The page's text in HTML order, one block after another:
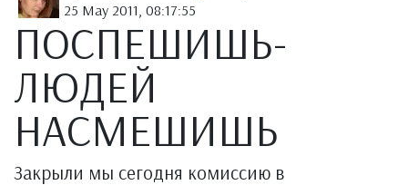
25 May 2011, 08:17:55
ПОСПЕШИШЬ-
ЛЮДЕЙ
НАСМЕШИШЬ
Закрыли мы сегодня комиссию в